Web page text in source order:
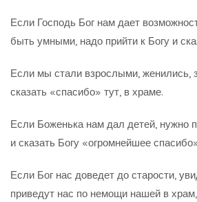
Если Господь Бог нам дает
быть умными, надо прийти к Богу и
Если мы стали взрослыми,
сказать «спасибо» тут, в храме.
Если Боженька нам дал детей, нужно
и сказать Богу «огромнейшее
Если Бог нас доведет до старости,
приведут нас по немощи нашей в